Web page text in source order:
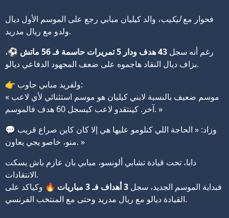
فحوار معليكيب، والد كيليان مبابي رجع على الموسم الأول ديال
ولدو مع ريال مدريد.
رغم أنه سجل 43 هدف ودار 5 تمريرات حاسمة فـ 56 ماتش
⚽،
بزاف ديال النقاد هاجموه على ضعف المجهود الدفاعي ديالو.
👉 ولفريد مبابي جاوب:
« موسم ضعيف بالنسبة لابني كيليان هو موسم استثنائي لأي لاعب
آخر. كينتقدو لاعب كيسجل 60 هدف فالموسم. »
💬 وزاد: « الحاجة اللي كنلومو عليها هي إلا كان كاين صراع قريب
منو، خاصو يجي يعاون. »
دابا، تحت قيادة تشابي ألونسو، مبابي بان عازم باش يسكت
الانتقادات.
فبداية الموسم الجديد، سجل 3 أهداف فـ 3 مباريات
🔥 وكياكد على
القيادة ديالو مع ريال مدريد وحتى مع المنتخب الفرنسي.